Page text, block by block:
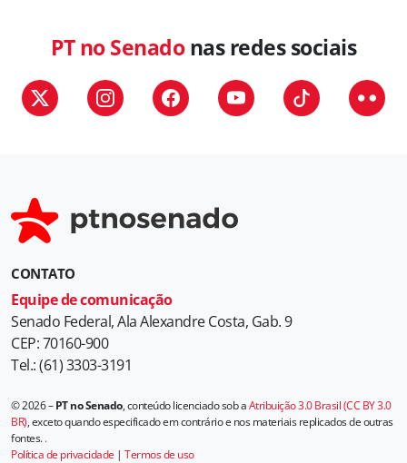
PT no Senadonas redes sociais
CONTATO
Equipe de comunicação
Senado Federal, Ala Alexandre Costa, Gab. 9
CEP: 70160-900
Tel.: (61) 3303-3191
© 2026 –PT no Senado, conteúdo licenciado sob aAtribuição 3.0 Brasil (CC BY 3.0
BR), exceto quando especificado em contrário e nos materiais replicados de outras
fontes..
Política de privacidade | Termos de uso